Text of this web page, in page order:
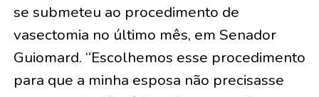
se submeteu ao procedimento de
vasectomia no último mês, em Senador
Guiomard. “Escolhemos esse procedimento
para que a minha esposa não precisasse